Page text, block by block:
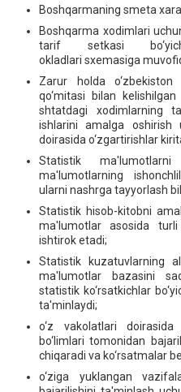
Boshqarmaning smeta
Boshqarma xodimlari
tarif setkasi
okladlari sxemasiga
Zarur holda
qo‘mitasi bilan
shtatdagi xodimlarning
ishlarini amalga oshirish
doirasida o‘zgartirishlar
Statistik
ma'lumotlarning
ularni nashrga tayyorlash
Statistik hisob-kitobni
ma'lumotlar asosida
ishtirok etadi;
Statistik kuzatuvlarning
ma'lumotlar bazasini
statistik ko‘rsatkichlar
ta'minlaydi;
o‘z vakolatlari
bo‘limlari tomonidan
chiqaradi va ko‘rsatmalar
o‘ziga yuklangan